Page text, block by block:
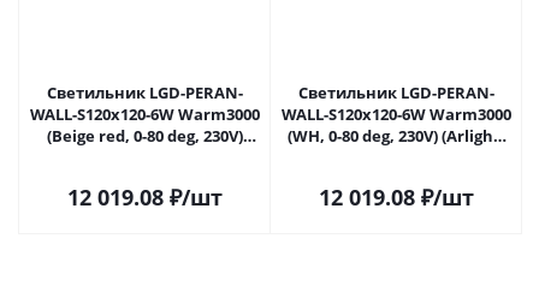
Светильник LGD-PERAN-
WALL-S120x120-6W Warm3000
(Beige red, 0-80 deg, 230V)
12 019.08₽/шт
Светильник LGD-PERAN-
WALL-S120x120-6W Warm3000
(WH, 0-80 deg, 230V) (Arlight,
12 019.08₽/шт